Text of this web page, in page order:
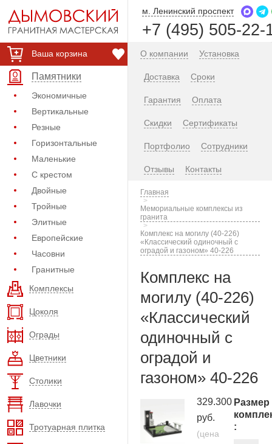
Ваша корзина
Памятники
Экономичные
Вертикальные
Резные
Горизонтальные
Маленькие
С крестом
Двойные
Тройные
Элитные
Европейские
Часовни
Гранитные
Комплексы
Цоколя
Ограды
Цветники
Столики
Лавочки
Тротуарная плитка
м. Ленинский проспект
+7 (495) 505-22-
О компании Установка
Доставка Сроки
Гарантия Оплата
Скидки Сертификаты
Портфолио Сотрудники
Отзывы Контакты
Главная
Мемориальные комплексы из
гранита
Комплекс на могилу (40-226)
«Классический одиночный с
оградой и газоном» 40-226
Комплекс на
могилу (40-226)
«Классический
одиночный с
оградой и
газоном» 40-226
329.300
руб.
(цена
Размер
: